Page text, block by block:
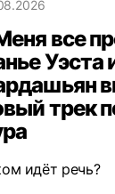
все
Уэста
трек
идёт речь?